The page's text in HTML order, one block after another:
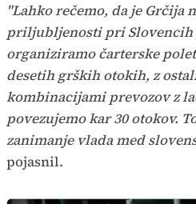
"Lahko rečemo, da je Grčija
priljubljenosti pri Slovencih
organiziramo čarterske
desetih grških otokih, z
kombinacijami prevozov z
povezujemo kar 30 otokov.
zanimanje vlada med
pojasnil.